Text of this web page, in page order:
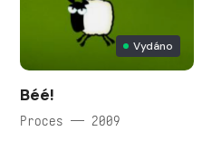
Vydáno
Béé!
Proces — 2009